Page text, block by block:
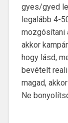
gyes/gyed
legalább 4-
mozgósítani
akkor
hogy lásd,
bevételt
magad,
Ne